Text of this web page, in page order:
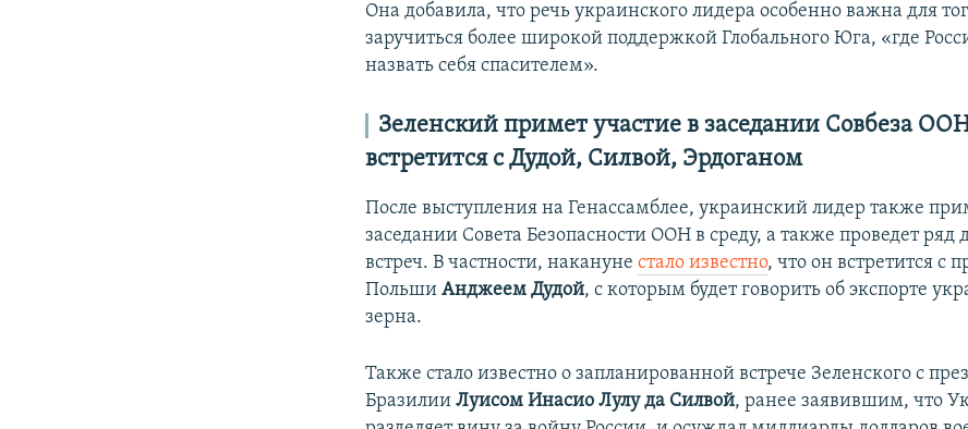
Она добавила, что речь украинского лидера особенно важна для
заручиться более широкой поддержкой Глобального Юга, «где
назвать себя спасителем».
Зеленский примет участие в заседании Совбеза
встретится с Дудой, Силвой, Эрдоганом
После выступления на Генассамблее, украинский лидер также
заседании Совета Безопасности ООН в среду, а также проведет ряд
встреч. В частности, наканунестало известно, что он встретится с
ПольшиАнджеем Дудой, с которым будет говорить об экспорте
зерна.
Также стало известно о запланированной встрече Зеленского с
БразилииЛуисом Инасио Лулу да Силвой, ранее заявившим, что